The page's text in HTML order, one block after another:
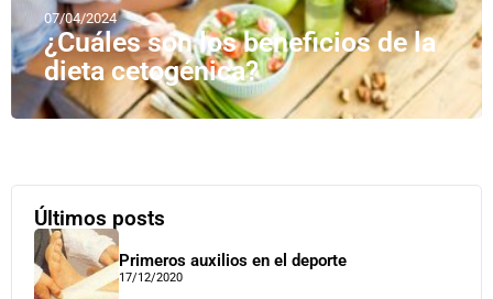
07/04/2024
¿Cuáles son los beneficios de la
dieta cetogénica?
Últimos posts
Primeros auxilios en el deporte
17/12/2020